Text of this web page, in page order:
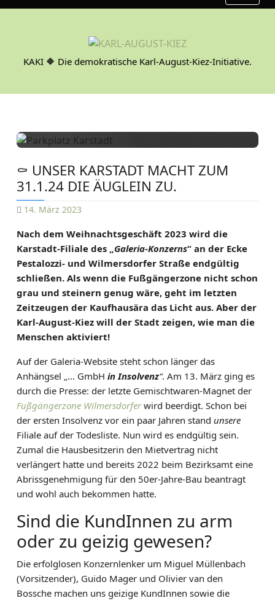
S
c
KAKI 🔶 Die demokratische Karl-August-Kiez-Initiative.
⚰️ UNSER KARSTADT MACHT ZUM
31.1.24 DIE ÄUGLEIN ZU.
14. März 2023
A
N
I
E
L
T
E
Z
E
Nach dem Weihnachtsgeschäft 2023 wird die
Karstadt-Filiale des „Galeria-Konzerns“ an der Ecke
Pestalozzi- und Wilmersdorfer Straße endgültig
schließen. Als wenn die Fußgängerzone nicht schon
grau und steinern genug wäre, geht im letzten
Zeitzeugen der Kaufhausära das Licht aus. Aber der
Karl-August-Kiez will der Stadt zeigen, wie man die
Menschen aktiviert!
Auf der Galeria-Website steht schon länger das
Anhängsel „… GmbH in Insolvenz“. Am 13. März ging es
durch die Presse: der letzte Gemischtwaren-Magnet der
Fußgängerzone Wilmersdorferwird beerdigt. Schon bei
der ersten Insolvenz vor ein paar Jahren stand unsere
Filiale auf der Todesliste. Nun wird es endgültig sein.
Zumal die Hausbesitzerin den Mietvertrag nicht
verlängert hatte und bereits 2022 beim Bezirksamt eine
Abrissgenehmigung für den 50er-Jahre-Bau beantragt
und wohl auch bekommen hatte.
Sind die KundInnen zu arm
oder zu geizig gewesen?
Die erfolglosen Konzernlenker um Miguel Müllenbach
(Vorsitzender), Guido Mager und Olivier van den
Bossche machen uns geizige KundInnen sowie die